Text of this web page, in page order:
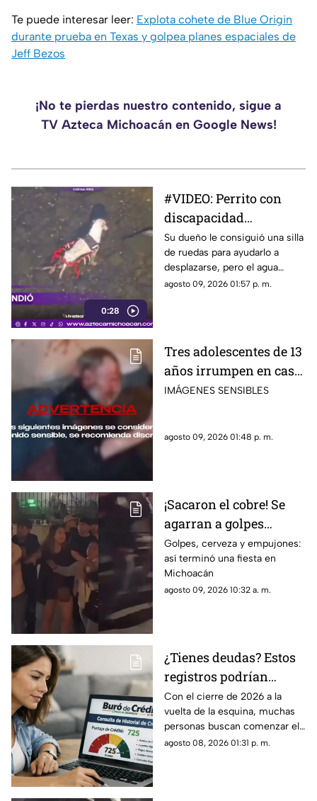
Te puede interesar leer: Explota cohete de Blue Origin
durante prueba en Texas y golpea planes espaciales de
Jeff Bezos
¡No te pierdas nuestro contenido, sigue a
TV Azteca Michoacán en Google News!
0:28
#VIDEO: Perrito con
discapacidad
sorprende al mover sus
patas en el agua
Su dueño le consiguió una silla
de ruedas para ayudarlo a
desplazarse, pero el agua
reveló una escena inesperada.
agosto 09, 2026 01:57 p. m.
Tres adolescentes de 13
años irrumpen en casa
de abuelito y graban
IMÁGENES SENSIBLES
agosto 09, 2026 01:48 p. m.
¡Sacaron el cobre! Se
agarran a golpes
durante fiesta en
Michoacán
Golpes, cerveza y empujones:
así terminó una fiesta en
Michoacán
agosto 09, 2026 10:32 a. m.
¿Tienes deudas? Estos
registros podrían
desaparecer del Buró
de Crédito en 2026
Con el cierre de 2026 a la
vuelta de la esquina, muchas
personas buscan comenzar el
próximo año con sus finanzas
agosto 08, 2026 01:31 p. m.